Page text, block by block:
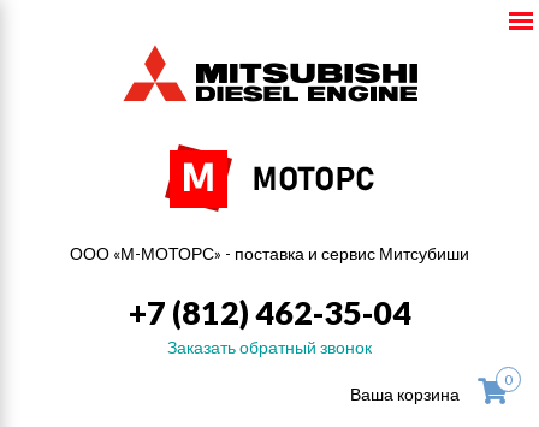
ООО «М-МОТОРС» - поставка и сервис Митсубиши
+7 (812) 462-35-04
Заказать обратный звонок
Ваша корзина
0